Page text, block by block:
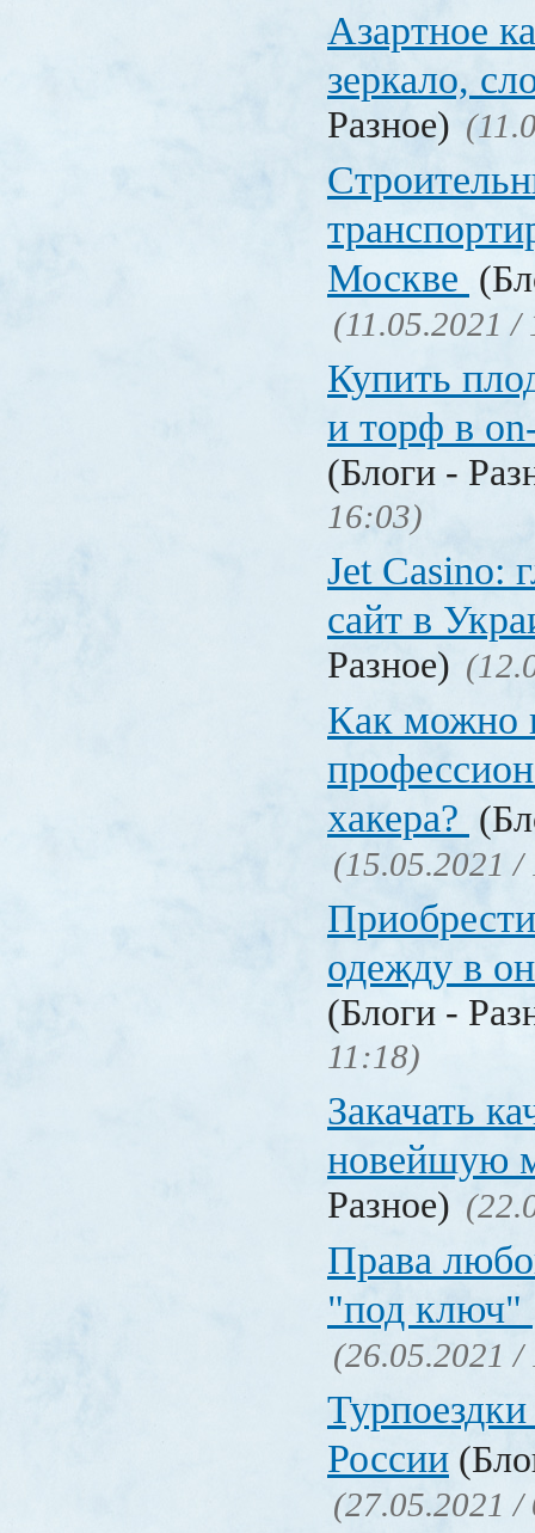
Азартное
зеркало,
Разное)
Москве
(11.05.2021 /
Купить
и торф в
(Блоги -
16:03)
Jet Сasino:
сайт в
Разное)
Как можно
хакера?
(15.05.2021 /
одежду в
(Блоги -
11:18)
Закачать
новейшую
Разное)
Права
"под ключ"
(26.05.2021 /
России
(27.05.2021 /